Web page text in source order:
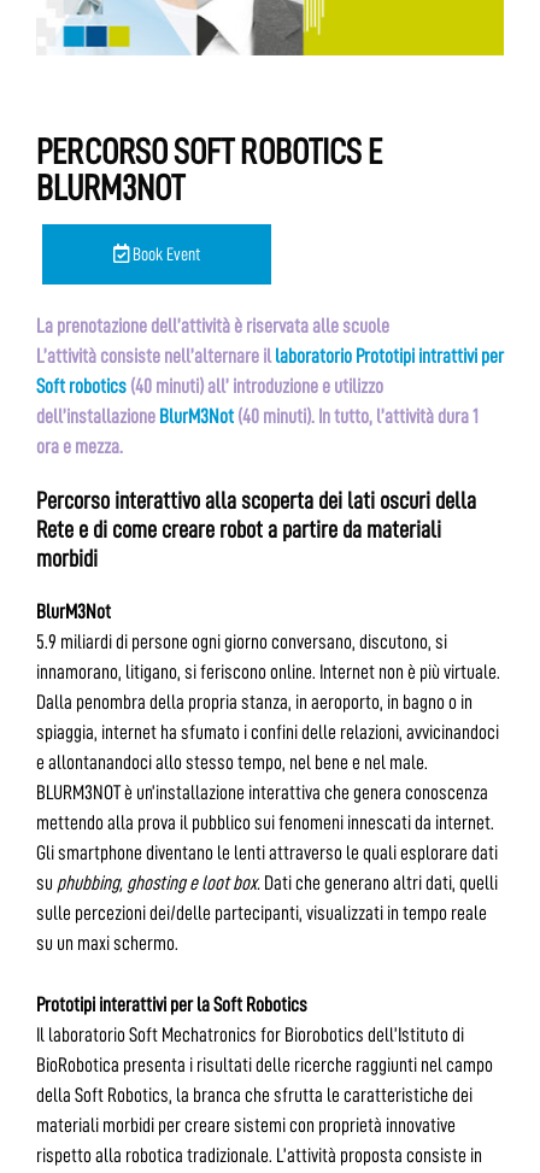
PERCORSO SOFT ROBOTICS E
BLURM3NOT
Book Event
La prenotazione dell’attività è riservata alle scuole
L’attività consiste nell’alternare illaboratorio Prototipi intrattivi per
Soft robotics (40 minuti) all’ introduzione e utilizzo
dell’installazione BlurM3Not (40 minuti). In tutto, l’attività dura 1
ora e mezza.
Percorso interattivo alla scoperta dei lati oscuri della
Rete e di come creare robot a partire da materiali
morbidi
BlurM3Not
5.9 miliardi di persone ogni giorno conversano, discutono, si
innamorano, litigano, si feriscono online. Internet non è più virtuale.
Dalla penombra della propria stanza, in aeroporto, in bagno o in
spiaggia, internet ha sfumato i confini delle relazioni, avvicinandoci
e allontanandoci allo stesso tempo, nel bene e nel male.
BLURM3NOT è un’installazione interattiva che genera conoscenza
mettendo alla prova il pubblico sui fenomeni innescati da internet.
Gli smartphone diventano le lenti attraverso le quali esplorare dati
su phubbing, ghosting e loot box. Dati che generano altri dati, quelli
sulle percezioni dei/delle partecipanti, visualizzati in tempo reale
su un maxi schermo.
Prototipi interattivi per la Soft Robotics
Il laboratorio Soft Mechatronics for Biorobotics dell’Istituto di
BioRobotica presenta i risultati delle ricerche raggiunti nel campo
della Soft Robotics, la branca che sfrutta le caratteristiche dei
materiali morbidi per creare sistemi con proprietà innovative
rispetto alla robotica tradizionale. L’attività proposta consiste in